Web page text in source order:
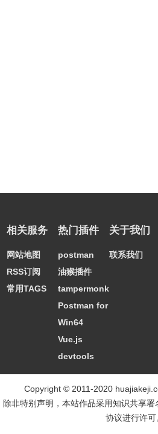
相关服务
网站地图
RSS订阅
常用TAGS
热门插件
postman
油猴插件
tampermonkey
Postman for
Win64
Vue.js
devtools
关于我们
联系我们
Copyright © 2011-2020
除非特别声明，本站作品采用知识共享署
协议进行许可